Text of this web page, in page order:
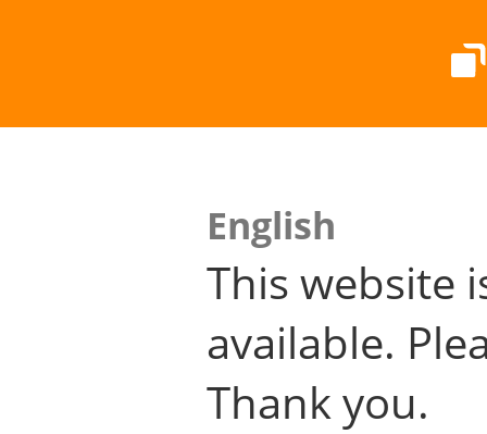
English
This website
available.
Thank you.